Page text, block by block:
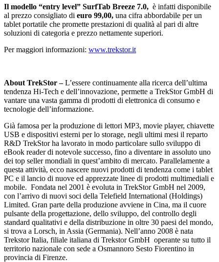
Il modello “entry level” SurfTab Breeze 7.0, è infatti disponibile
al prezzo consigliato di euro 99,00, una cifra abbordabile per un
tablet portatile che promette prestazioni di qualità al pari di altre
soluzioni di categoria e prezzo nettamente superiori.
Per maggiori informazioni: www.trekstor.it
About TrekStor –L’essere continuamente alla ricerca dell’ultima
tendenza Hi-Tech e dell’innovazione, permette a TrekStor GmbH di
vantare una vasta gamma di prodotti di elettronica di consumo e
tecnologie dell’informazione.
Già famosa per la produzione di lettori MP3, movie player, chiavette
USB e dispositivi esterni per lo storage, negli ultimi mesi il reparto
R&D TrekStor ha lavorato in modo particolare sullo sviluppo di
eBook reader di notevole successo, fino a diventare in assoluto uno
dei top seller mondiali in quest’ambito di mercato. Parallelamente a
questa attività, ecco nascere nuovi prodotti di tendenza come i tablet
PC e il lancio di nuove ed apprezzate linee di prodotti multimediali e
mobile. Fondata nel 2001 è evoluta in TrekStor GmbH nel 2009,
con l’arrivo di nuovi soci della Telefield International (Holdings)
Limited. Gran parte della produzione avviene in Cina, ma il cuore
pulsante della progettazione, dello sviluppo, del controllo degli
standard qualitativi e della distribuzione in oltre 30 paesi del mondo,
si trova a Lorsch, in Assia (Germania). Nell’anno 2008 è nata
Trekstor Italia, filiale italiana di Trekstor GmbH operante su tutto il
territorio nazionale con sede a Osmannoro Sesto Fiorentino in
provincia di Firenze.